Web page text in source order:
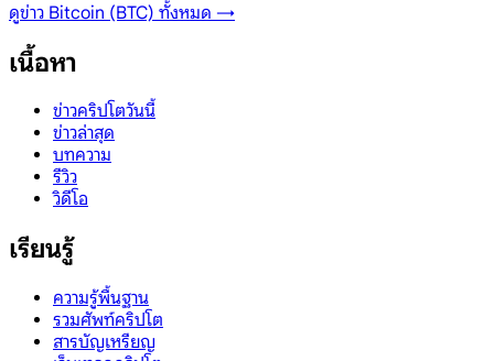
ดูข่าว Bitcoin (BTC) ทั้งหมด →
เนื้อหา
ข่าวคริปโตวันนี้
ข่าวล่าสุด
บทความ
รีวิว
วิดีโอ
เรียนรู้
ความรู้พื้นฐาน
รวมศัพท์คริปโต
สารบัญเหรียญ